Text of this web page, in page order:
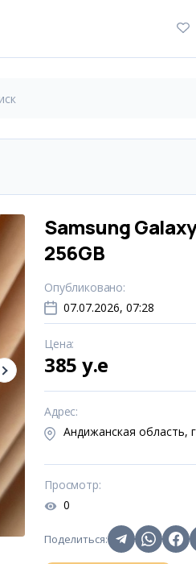
Samsung
256GB
Опубликовано:
07.07.2026, 07:28
Цена:
385 y.e
Адрес:
Андижанская область,
Просмотр:
0
Поделиться: